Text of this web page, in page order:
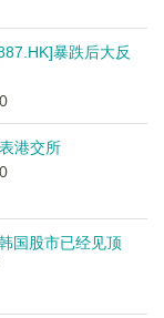
暴跌后大反
港交所
国股市已经见顶